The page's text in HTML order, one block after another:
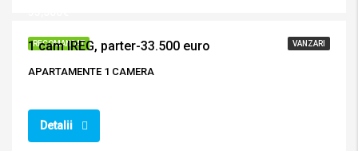
RECOMANDAT VANZARI
1 cam IREG, parter-33.500 euro
APARTAMENTE 1 CAMERA
Detalii